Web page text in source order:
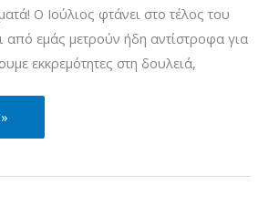
Ο Ιούλιος φτάνει στο τέλος του
από εμάς μετρούν ήδη αντίστροφα για
εκκρεμότητες στη δουλειά,